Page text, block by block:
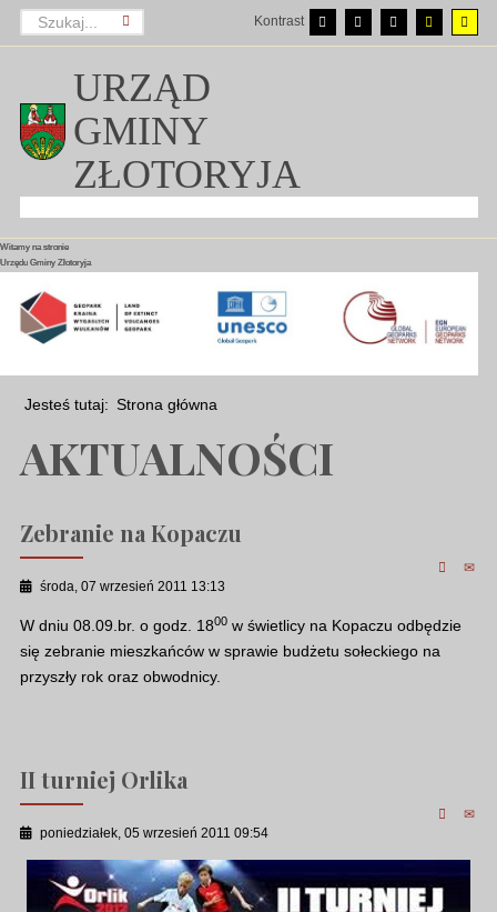
Kontrast
URZĄD
GMINY
ZŁOTORYJA
Witamy na stronie
Urzędu Gminy Złotoryja
Witamy na stronie
Urzędu Gminy Złotoryja
Witamy na stronie
Urzędu Gminy Złotoryja
Jesteś tutaj: Strona główna
AKTUALNOŚCI
Zebranie na Kopaczu
środa, 07 wrzesień 2011 13:13
W dniu 08.09.br. o godz. 1800w świetlicy na Kopaczu odbędzie
się zebranie mieszkańców w sprawie budżetu sołeckiego na
przyszły rok oraz obwodnicy.
II turniej Orlika
poniedziałek, 05 wrzesień 2011 09:54